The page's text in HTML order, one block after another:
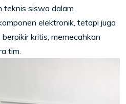
teknis siswa dalam
elektronik, tetapi juga
kritis, memecahkan
tim.